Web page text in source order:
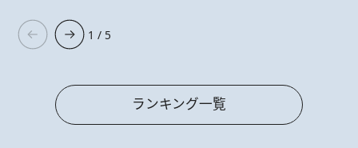
1 / 5
ランキング一覧